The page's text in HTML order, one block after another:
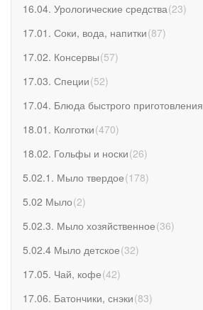
16.04. Урологические средства(23)
17.01. Соки, вода, напитки(87)
17.02. Консервы(57)
17.03. Специи(52)
17.04. Блюда быстрого приготовления
18.01. Колготки(470)
18.02. Гольфы и носки(26)
5.02.1. Мыло твердое(178)
5.02 Мыло(2)
5.02.3. Мыло хозяйственное(36)
5.02.4 Мыло детское(32)
17.05. Чай, кофе(42)
17.06. Батончики, снэки(83)